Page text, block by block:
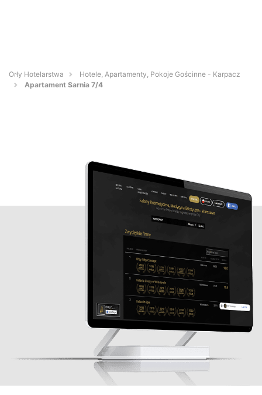
Orły Hotelarstwa
Hotele, Apartamenty, Pokoje Gościnne - Karpacz
Apartament Sarnia 7/4